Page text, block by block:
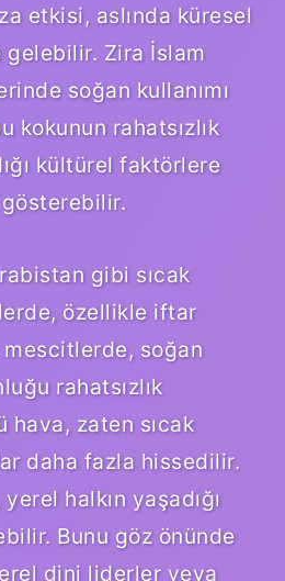
etkisi, aslında küresel
gelebilir. Zira İslam
soğan kullanımı
kokunun rahatsızlık
kültürel faktörlere
gibi sıcak
özellikle iftar
mescitlerde, soğan
rahatsızlık
hava, zaten sıcak
daha fazla hissedilir.
halkın yaşadığı
Bunu göz önünde
dini liderler veya